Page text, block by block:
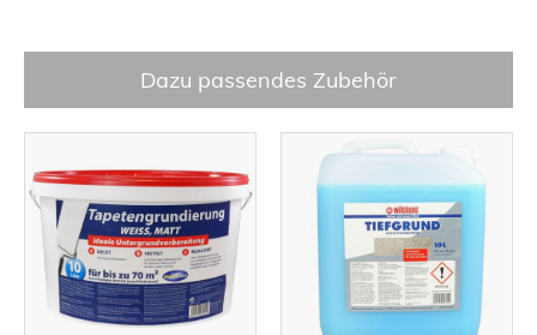
Dazu passendes Zubehör